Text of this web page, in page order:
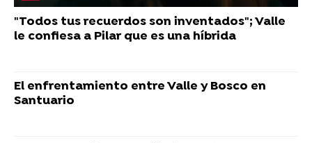
"Todos tus recuerdos son inventados"; Valle
le confiesa a Pilar que es una híbrida
El enfrentamiento entre Valle y Bosco en
Santuario